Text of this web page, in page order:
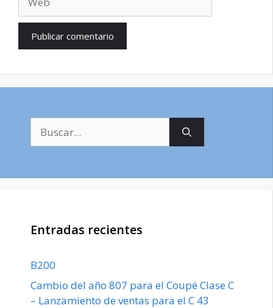
Entradas recientes
B200
Cambio del año 807 para el Coupé Clase C
– Lanzamiento de ventas para el C 43